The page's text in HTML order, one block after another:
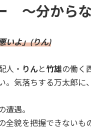
〜分から
いよ」(りん)
人・ りんと竹雄の働く
。気落ちする万太郎に
遭遇。
全貌を把握できないも